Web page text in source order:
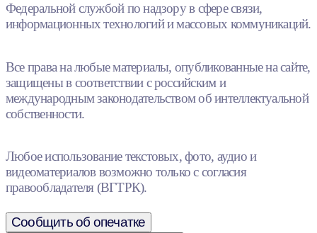
Федеральной службой по надзору в сфере связи,
информационных технологий и массовых коммуникаций.
Все права на любые материалы, опубликованные на сайте,
защищены в соответствии с российским и
международным законодательством об интеллектуальной
собственности.
Любое использование текстовых, фото, аудио и
видеоматериалов возможно только с согласия
правообладателя (ВГТРК).
Сообщить об опечатке